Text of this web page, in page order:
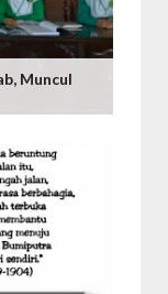
Muncul